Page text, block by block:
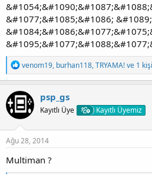
&#1077;&#1085;&#1086; &#1089;
T
e
p
k
i
l
e
r
:
venom19, burhan118,TRYAMA!ve 1
psp_gs
Kayıtlı Üye Kayıtlı Üyemiz
Ağu 28, 2014
Multiman ?